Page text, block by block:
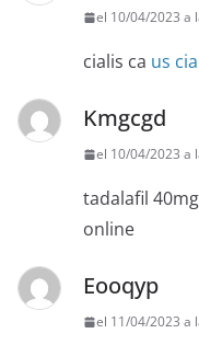
el 10/04/2023 a
cialis ca us
Kmgcgd
el 10/04/2023 a
tadalafil
online
Eooqyp
el 11/04/2023 a